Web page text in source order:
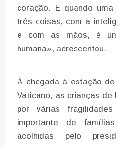
coração. E quando
três coisas, com a
e com as mãos, é
humana», acrescentou.
À chegada à estação
Vaticano, as crianças de
por várias
importante de
acolhidas pelo